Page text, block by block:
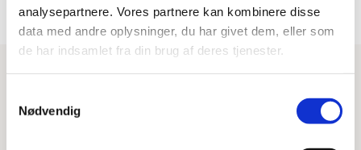
analysepartnere. Vores partnere kan kombinere disse
data med andre oplysninger, du har givet dem, eller som
de har indsamlet fra din brug af deres tjenester.
Nødvendig